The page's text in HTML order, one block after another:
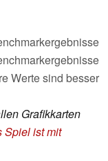
Werte sind besser
Grafikkarten
Spiel ist mit